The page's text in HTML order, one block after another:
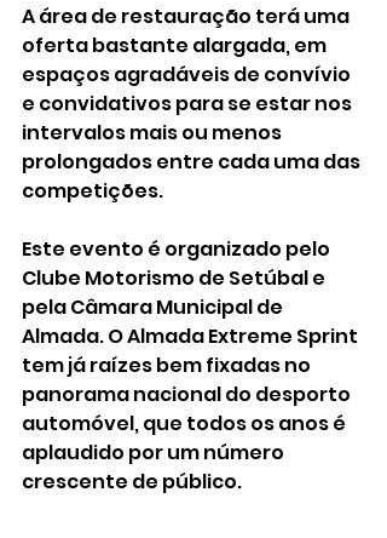
A área de restauração terá uma
oferta bastante alargada, em
espaços agradáveis de convívio
e convidativos para se estar nos
intervalos mais ou menos
prolongados entre cada uma das
competições.
Este evento é organizado pelo
Clube Motorismo de Setúbal e
pela Câmara Municipal de
Almada. O Almada Extreme Sprint
tem já raízes bem fixadas no
panorama nacional do desporto
automóvel, que todos os anos é
aplaudido por um número
crescente de público.